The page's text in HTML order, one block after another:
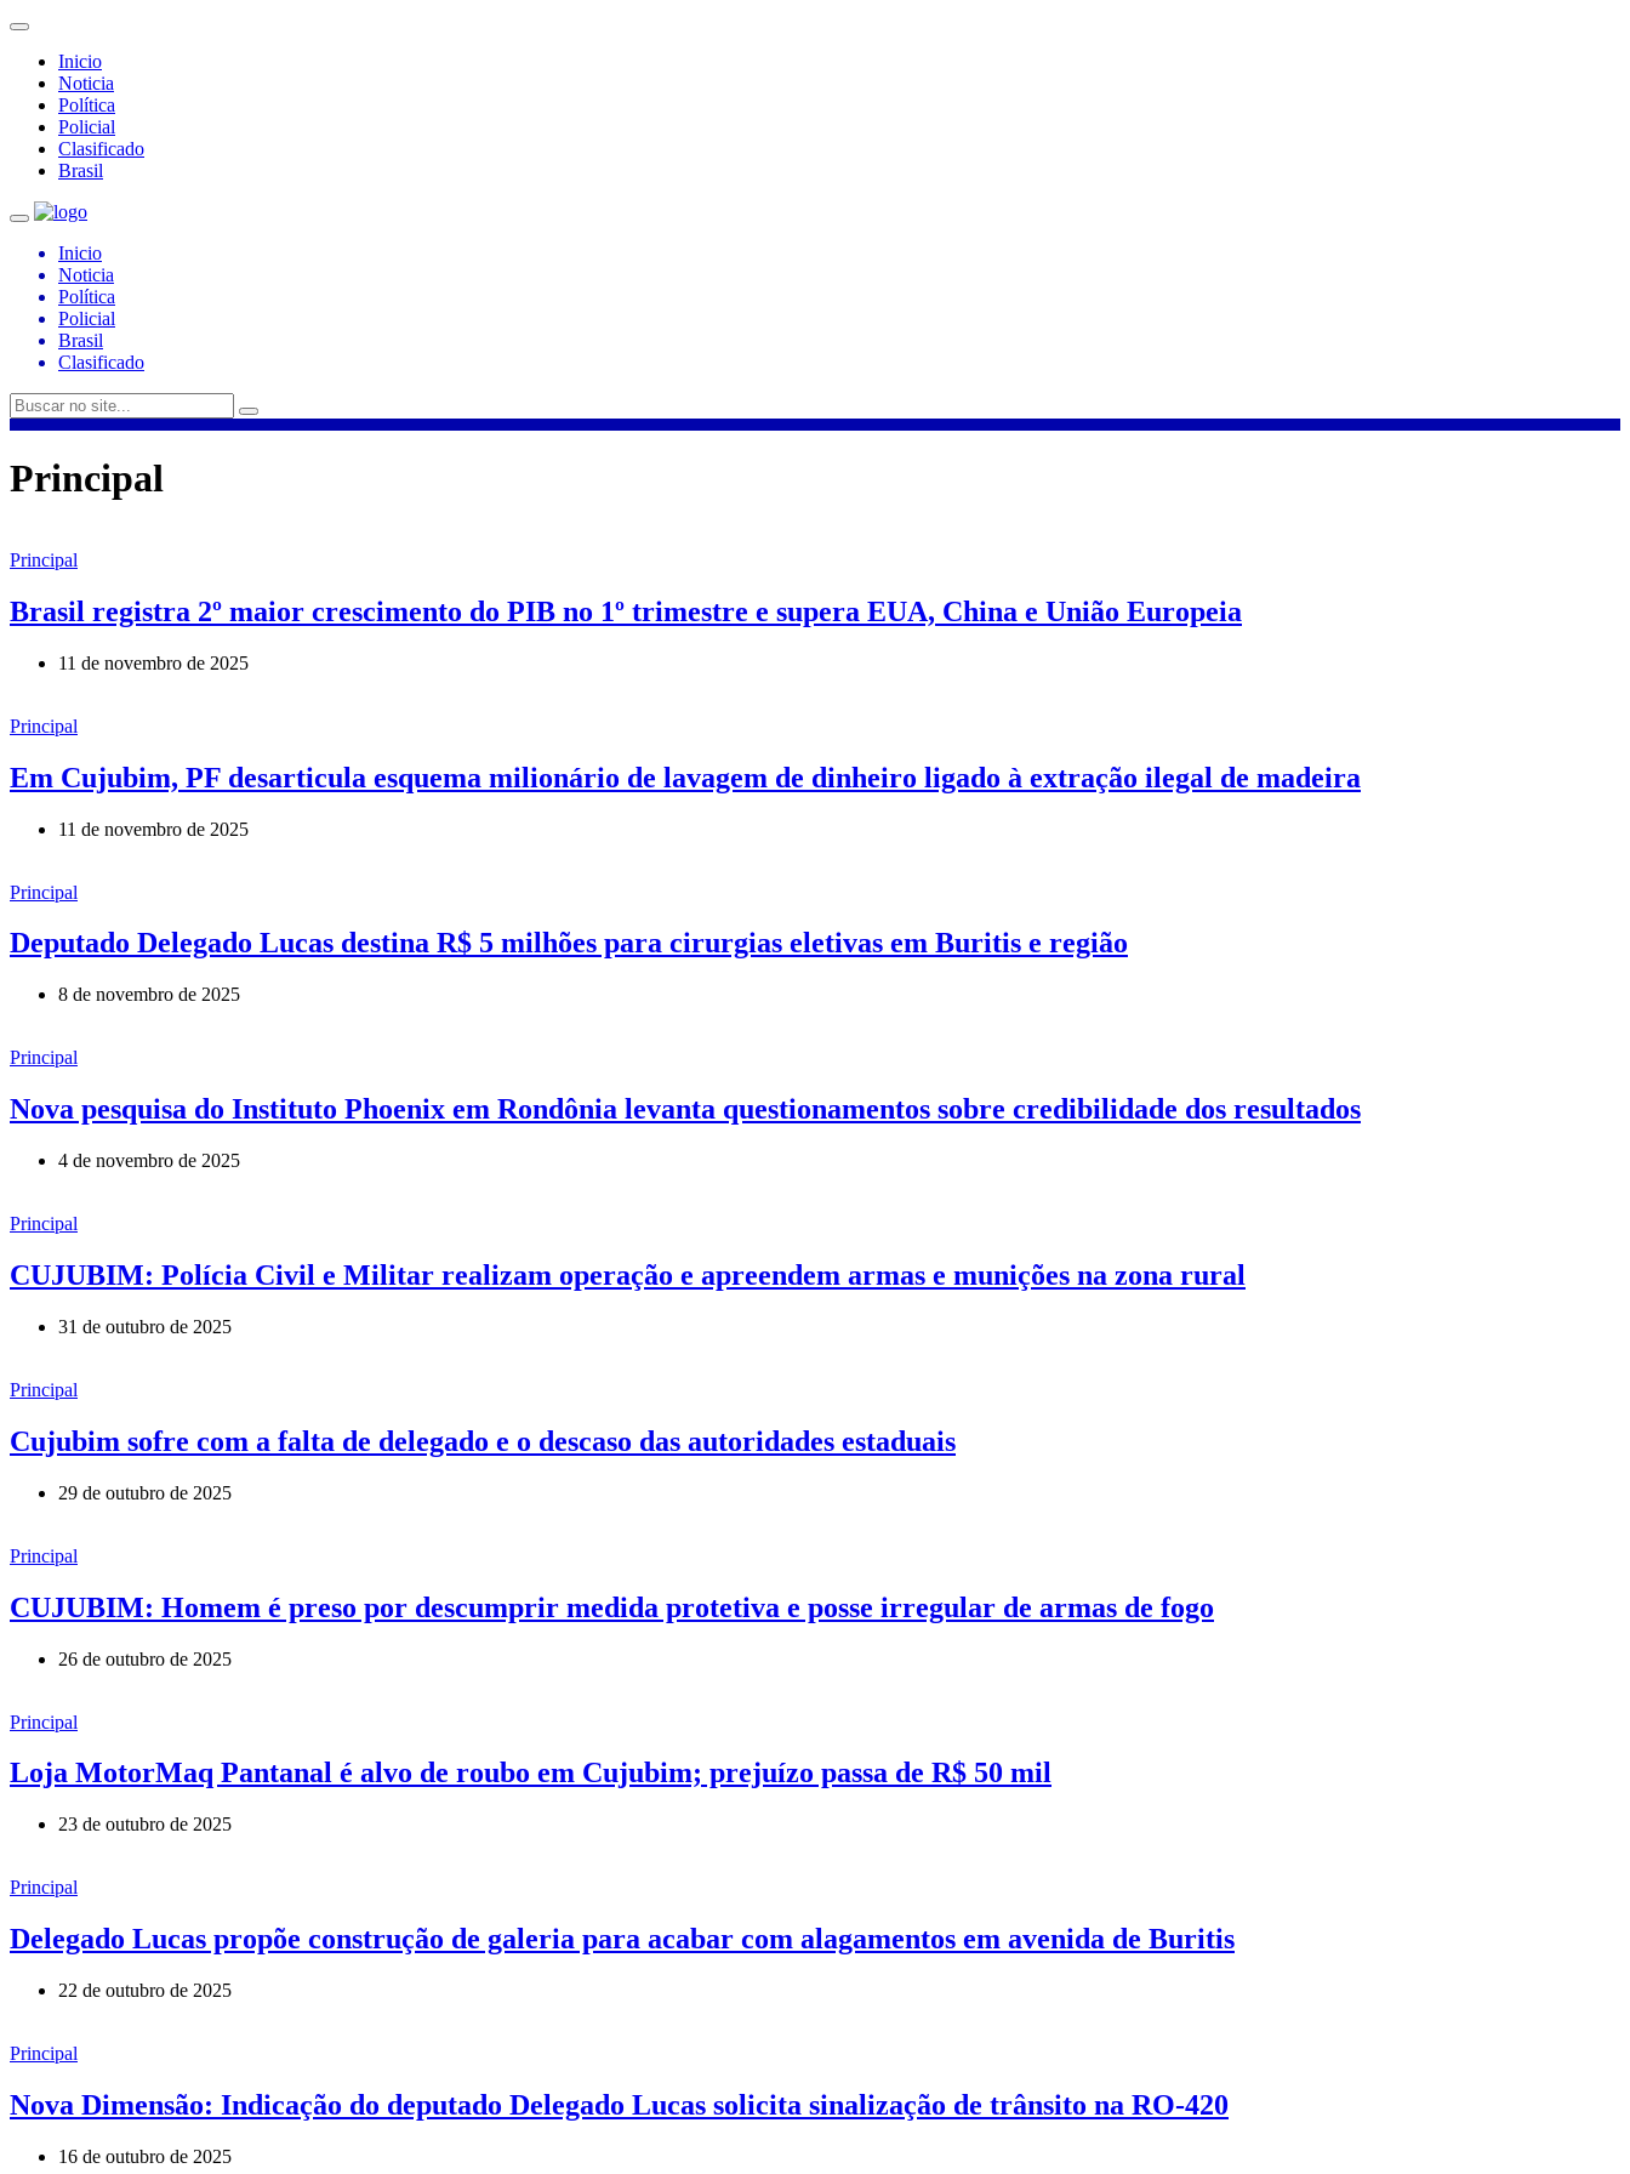
Inicio
Noticia
Política
Policial
Clasificado
Brasil
Inicio
Noticia
Política
Policial
Brasil
Clasificado
Principal
Principal
Brasil registra 2º maior crescimento do PIB no 1º trimestre e supera EUA, China e União Europeia
11 de novembro de 2025
Principal
Em Cujubim, PF desarticula esquema milionário de lavagem de dinheiro ligado à extração ilegal de madeira
11 de novembro de 2025
Principal
Deputado Delegado Lucas destina R$ 5 milhões para cirurgias eletivas em Buritis e região
8 de novembro de 2025
Principal
Nova pesquisa do Instituto Phoenix em Rondônia levanta questionamentos sobre credibilidade dos resultados
4 de novembro de 2025
Principal
CUJUBIM: Polícia Civil e Militar realizam operação e apreendem armas e munições na zona rural
31 de outubro de 2025
Principal
Cujubim sofre com a falta de delegado e o descaso das autoridades estaduais
29 de outubro de 2025
Principal
CUJUBIM: Homem é preso por descumprir medida protetiva e posse irregular de armas de fogo
26 de outubro de 2025
Principal
Loja MotorMaq Pantanal é alvo de roubo em Cujubim; prejuízo passa de R$ 50 mil
23 de outubro de 2025
Principal
Delegado Lucas propõe construção de galeria para acabar com alagamentos em avenida de Buritis
22 de outubro de 2025
Principal
Nova Dimensão: Indicação do deputado Delegado Lucas solicita sinalização de trânsito na RO-420
16 de outubro de 2025